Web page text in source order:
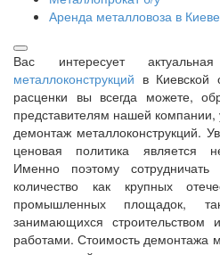
Аренда металловоза в Киеве
Вас интересует
металлоконструкций в Киевской
расценки вы всегда можете,
представителям нашей
демонтаж металлоконструкций.
ценовая политика является
Именно поэтому
количество как крупных
промышленных площадок,
занимающихся
работами. Стоимость демонтажа